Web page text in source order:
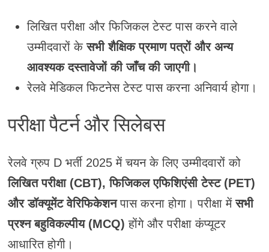
लिखित परीक्षा और फिजिकल टेस्ट पास करने वाले
उम्मीदवारों केसभी शैक्षिक प्रमाण पत्रों और अन्य
आवश्यक दस्तावेजों की जाँच की जाएगी।
रेलवे मेडिकल फिटनेस टेस्ट पास करना अनिवार्य होगा।
परीक्षा पैटर्न और सिलेबस
रेलवे ग्रुप D भर्ती 2025 में चयन के लिए उम्मीदवारों को
लिखित परीक्षा (CBT), फिजिकल एफिशिएंसी टेस्ट (PET)
और डॉक्यूमेंट वेरिफिकेशनपास करना होगा। परीक्षा मेंसभी
प्रश्न बहुविकल्पीय (MCQ) होंगे और परीक्षा कंप्यूटर
आधारित होगी।